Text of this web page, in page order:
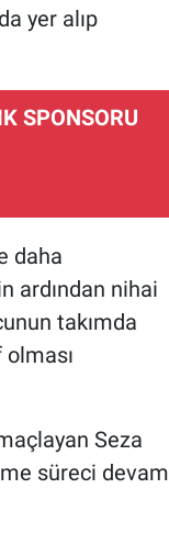
yer alıp
SPONSORU
daha
ardından nihai
takımda
Seza
süreci devam